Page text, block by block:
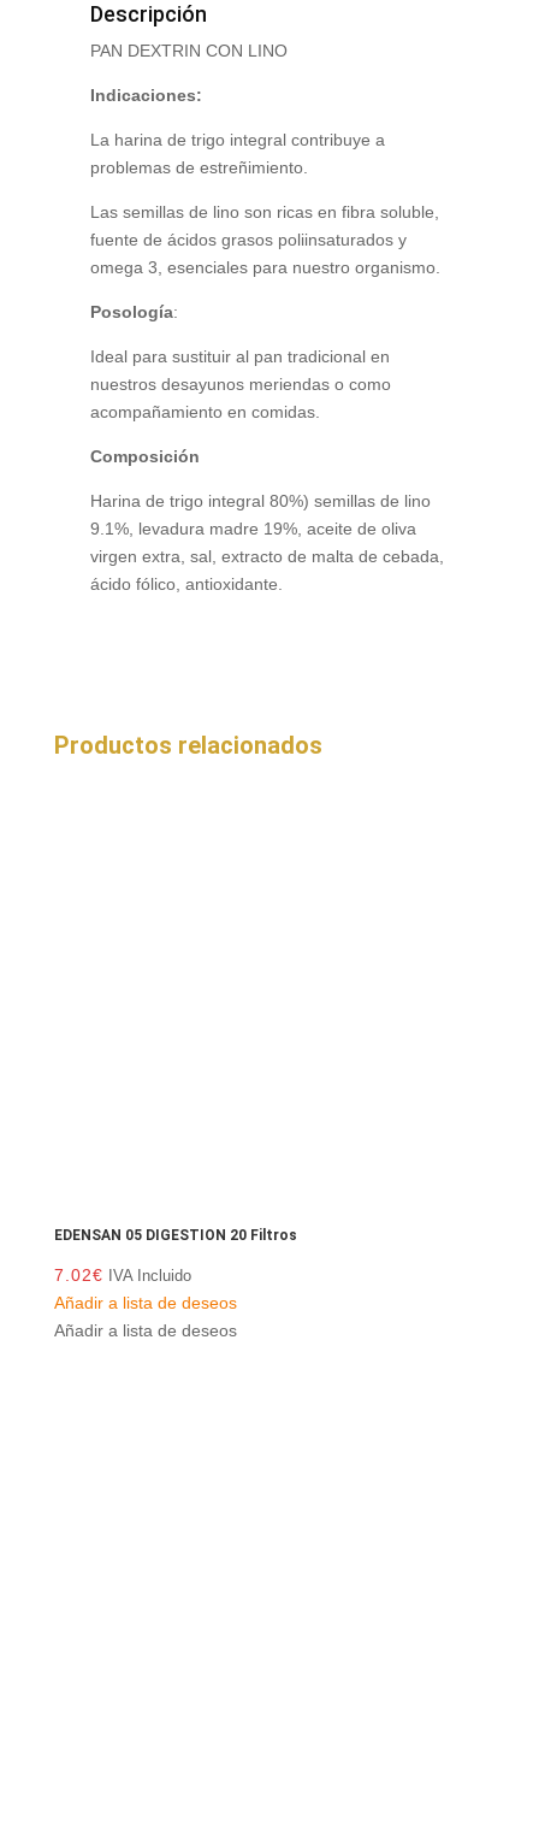
Descripción
PAN DEXTRIN CON LINO
Indicaciones:
La harina de trigo integral contribuye a
problemas de estreñimiento.
Las semillas de lino son ricas en fibra soluble,
fuente de ácidos grasos poliinsaturados y
omega 3, esenciales para nuestro organismo.
Posología:
Ideal para sustituir al pan tradicional en
nuestros desayunos meriendas o como
acompañamiento en comidas.
Composición
Harina de trigo integral 80%) semillas de lino
9.1%, levadura madre 19%, aceite de oliva
virgen extra, sal, extracto de malta de cebada,
ácido fólico, antioxidante.
Productos relacionados
EDENSAN 05 DIGESTION 20 Filtros
7.02€ IVA Incluido
Añadir a lista de deseos
Añadir a lista de deseos